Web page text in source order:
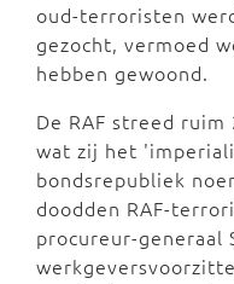
oud-terroristen
gezocht, vermoed
hebben gewoond.
De RAF streed
wat zij het
bondsrepubliek
doodden RAF-
procureur-generaal